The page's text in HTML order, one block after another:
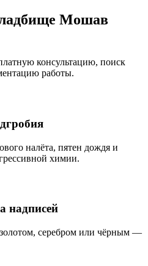
Мошав
консультацию, поиск
работы.
налёта, пятен дождя и
химии.
надписей
серебром или чёрным —